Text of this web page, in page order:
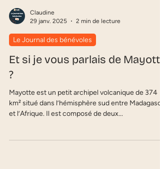
Claudine
29 janv. 2025
2 min de lecture
Le Journal des bénévoles
Et si je vous parlais de Mayotte
?
Mayotte est un petit archipel volcanique de 374